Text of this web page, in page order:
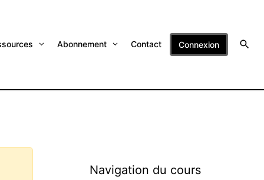
Abonnement Contact Connexion
Navigation du cours